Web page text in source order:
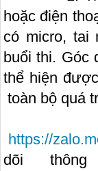
hoặc điện
có micro, tai
buổi thi. Góc
thể hiện
toàn bộ quá
2.
https://
dõi